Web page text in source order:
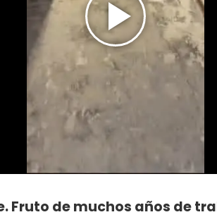
Fruto de muchos años de